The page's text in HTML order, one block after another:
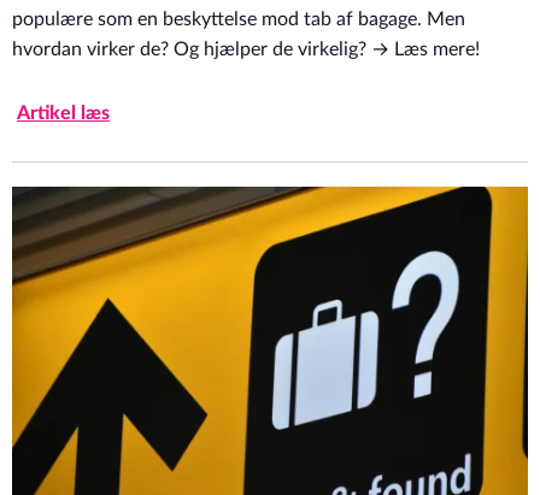
populære som en beskyttelse mod tab af bagage. Men
hvordan virker de? Og hjælper de virkelig? → Læs mere!
Artikel læs